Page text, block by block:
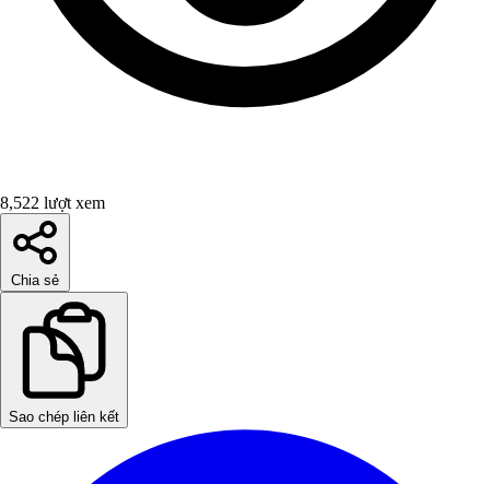
8,522 lượt xem
Chia sẻ
Sao chép liên kết